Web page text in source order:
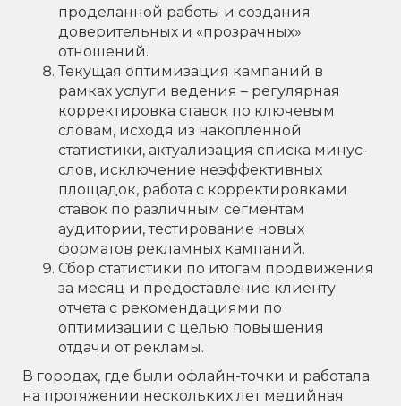
проделанной работы и создания
доверительных и «прозрачных»
отношений.
Текущая оптимизация кампаний в
рамках услуги ведения – регулярная
корректировка ставок по ключевым
словам, исходя из накопленной
статистики, актуализация списка минус-
слов, исключение неэффективных
площадок, работа с корректировками
ставок по различным сегментам
аудитории, тестирование новых
форматов рекламных кампаний.
Сбор статистики по итогам продвижения
за месяц и предоставление клиенту
отчета с рекомендациями по
оптимизации с целью повышения
отдачи от рекламы.
В городах, где были офлайн-точки и работала
на протяжении нескольких лет медийная